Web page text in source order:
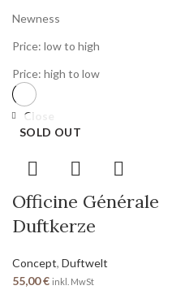
Newness
Price: low to high
Price: high to low
SOLD OUT
Close
Officine Générale
Duftkerze
Concept, Duftwelt
55,00€ inkl. MwSt